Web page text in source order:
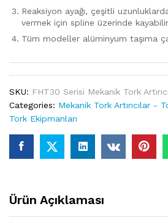
Reaksiyon ayağı, çeşitli
vermek için spline üzerinde
Tüm modeller alüminyum taşıma
SKU: FHT30 Serisi Mekanik Tork
Categories: Mekanik Tork Artırıcılar -
Tork Ekipmanları
Ürün Açıklaması